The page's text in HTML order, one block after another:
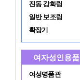
진동 강화링
일반 보조링
확장기
여자성인용품
여성명품관